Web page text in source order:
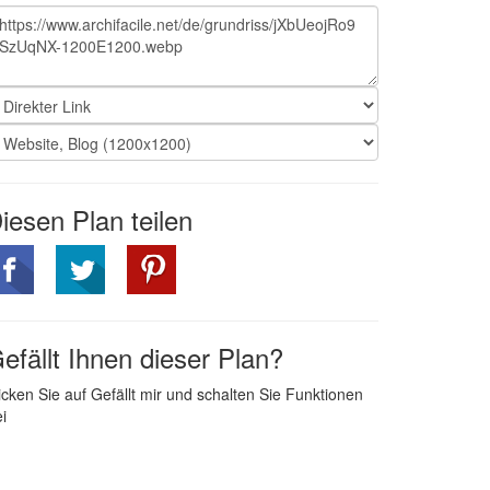
Plan teilen
Ihnen dieser Plan?
Sie auf Gefällt mir und schalten Sie Funktionen